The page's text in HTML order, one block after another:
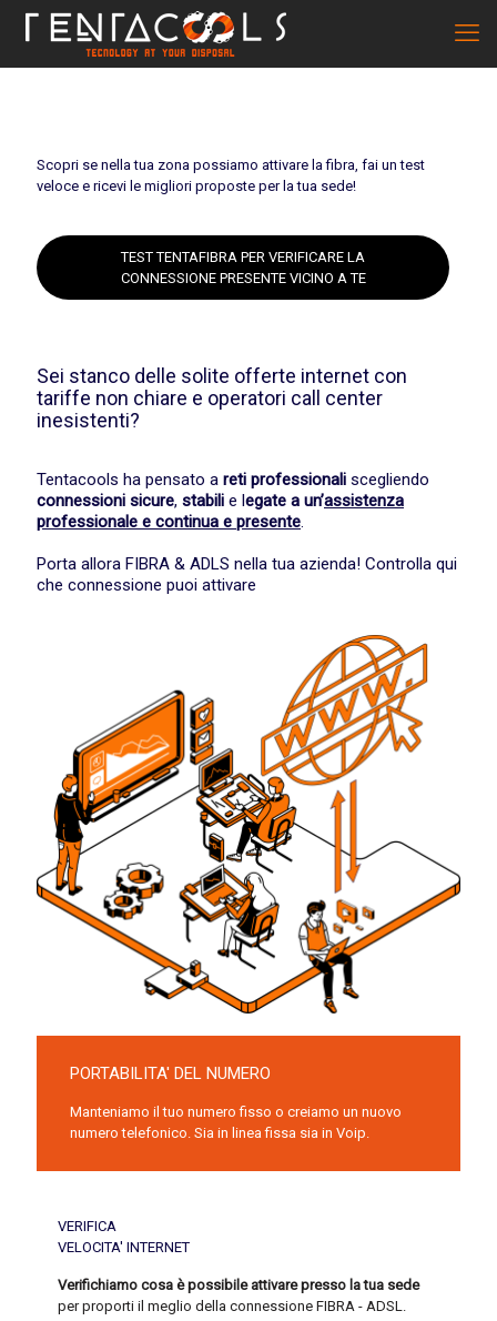
Scopri se nella tua zona possiamo attivare la fibra, fai un test
veloce e ricevi le migliori proposte per la tua sede!
TEST TENTAFIBRA PER VERIFICARE LA
CONNESSIONE PRESENTE VICINO A TE
Sei stanco delle solite offerte internet con
tariffe non chiare e operatori call center
inesistenti?
Tentacools ha pensato a reti professionali scegliendo
connessioni sicure, stabili e legate a un’assistenza
professionale e continua e presente.
Porta allora FIBRA & ADLS nella tua azienda! Controlla qui
che connessione puoi attivare
PORTABILITA' DEL NUMERO
Manteniamo il tuo numero fisso o creiamo un nuovo
numero telefonico. Sia in linea fissa sia in Voip.
VERIFICA
VELOCITA' INTERNET
Verifichiamo cosa è possibile attivare presso la tua sede
per proporti il meglio della connessione FIBRA - ADSL.